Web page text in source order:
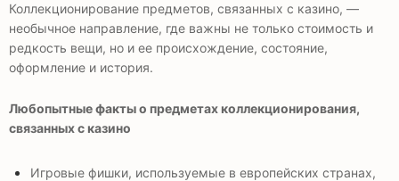
Коллекционирование предметов, связанных с казино, —
необычное направление, где важны не только стоимость и
редкость вещи, но и ее происхождение, состояние,
оформление и история.
Любопытные факты о предметах коллекционирования,
связанных с казино
Игровые фишки, используемые в европейских странах,